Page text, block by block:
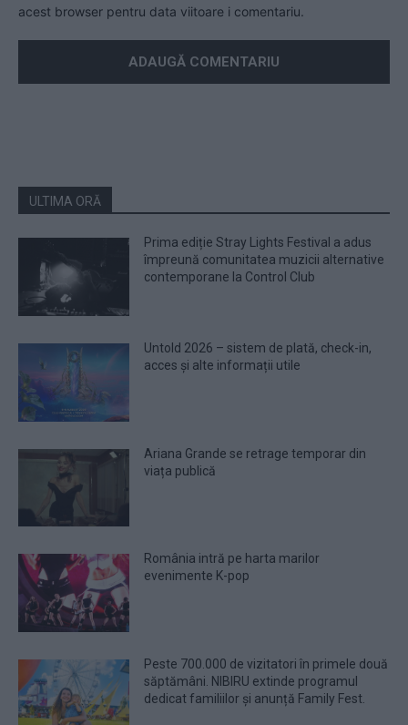
acest browser pentru data viitoare i comentariu.
ULTIMA ORĂ
Prima ediție Stray Lights Festival a adus
împreună comunitatea muzicii alternative
contemporane la Control Club
Untold 2026 – sistem de plată, check-in,
acces și alte informații utile
Ariana Grande se retrage temporar din
viața publică
România intră pe harta marilor
evenimente K-pop
Peste 700.000 de vizitatori în primele două
săptămâni. NIBIRU extinde programul
dedicat familiilor și anunță Family Fest.